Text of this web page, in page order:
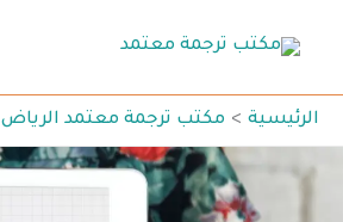
الرئيسية
مكتب ترجمة معتمد الرياض